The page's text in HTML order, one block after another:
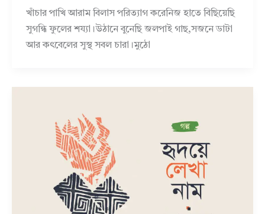
খাঁচার পাখি আরাম বিলাস পরিত্যাগ করেনিজ হাতে বিছিয়েছি
সুগন্ধি ফুলের শয্যা।উঠানে বুনেছি জলপাই গাছ,সজনে ডাটা
আর কৎবেলের সুস্থ সবল চারা।মুঠো